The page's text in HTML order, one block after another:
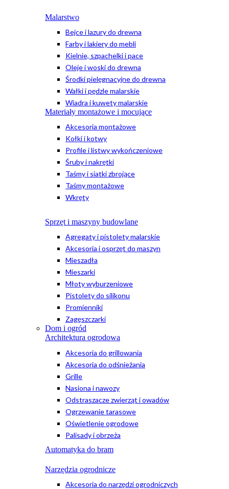
Malarstwo
Bejce i lazury do drewna
Farby i lakiery do mebli
Kielnie, szpachelki i pace
Oleje i woski do drewna
Środki pielęgnacyjne do drewna
Wałki i pędzle malarskie
Wiadra i kuwety malarskie
Materiały montażowe i mocujące
Akcesoria montażowe
Kołki i kotwy
Profile i listwy wykończeniowe
Śruby i nakrętki
Taśmy i siatki zbrojące
Taśmy montażowe
Wkręty
Sprzęt i maszyny budowlane
Agregaty i pistolety malarskie
Akcesoria i osprzęt do maszyn
Mieszadła
Mieszarki
Młoty wyburzeniowe
Pistolety do silikonu
Promienniki
Zagęszczarki
Dom i ogród
Architektura ogrodowa
Akcesoria do grillowania
Akcesoria do odśnieżania
Grille
Nasiona i nawozy
Odstraszacze zwierząt i owadów
Ogrzewanie tarasowe
Oświetlenie ogrodowe
Palisady i obrzeża
Automatyka do bram
Narzędzia ogrodnicze
Akcesoria do narzędzi ogrodniczych